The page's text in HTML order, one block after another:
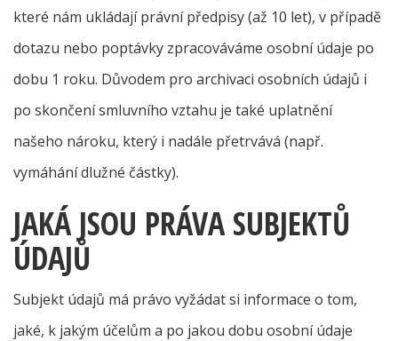
které nám ukládají právní předpisy(až 10 let), v případě
dotazu nebo poptávky zpracováváme osobní údaje po
dobu 1 roku. Důvodem pro archivaci osobních údajů i
po skončení smluvního vztahu je také uplatnění
našeho nároku, který i nadále přetrvává (např.
vymáhání dlužné částky).
JAKÁ JSOU PRÁVA SUBJEKTŮ
ÚDAJŮ
Subjekt údajů má právo vyžádat si informace o tom,
jaké, k jakým účelům a po jakou dobu osobní údaje